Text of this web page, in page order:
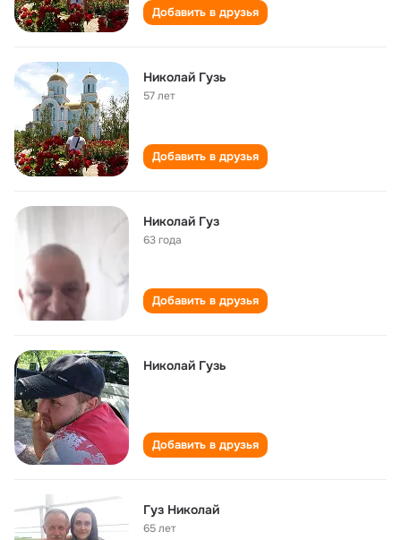
Добавить в друзья
Николай Гузь
57 лет
Добавить в друзья
Николай Гуз
63 года
Добавить в друзья
Николай Гузь
Добавить в друзья
Гуз Николай
65 лет